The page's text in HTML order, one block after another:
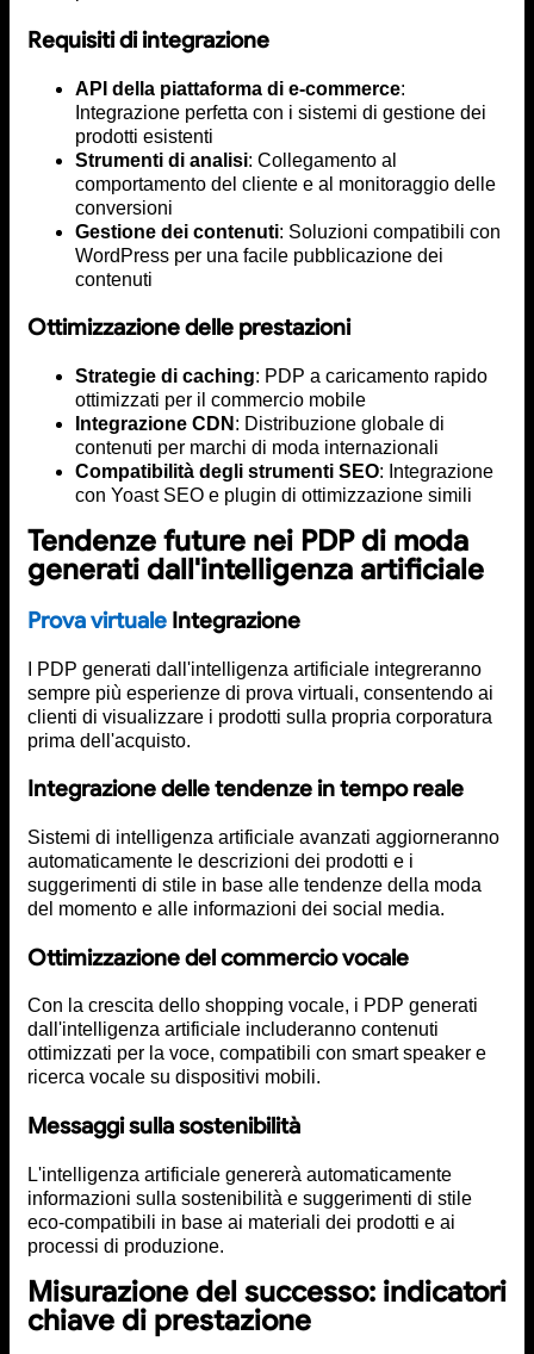
Requisiti di integrazione
API della piattaforma di e-commerce:
Integrazione perfetta con i sistemi di gestione dei
prodotti esistenti
Strumenti di analisi: Collegamento al
comportamento del cliente e al monitoraggio delle
conversioni
Gestione dei contenuti: Soluzioni compatibili con
WordPress per una facile pubblicazione dei
contenuti
Ottimizzazione delle prestazioni
Strategie di caching: PDP a caricamento rapido
ottimizzati per il commercio mobile
Integrazione CDN : Distribuzione globale di
contenuti per marchi di moda internazionali
Compatibilità degli strumenti SEO: Integrazione
con Yoast SEO e plugin di ottimizzazione simili
Tendenze future nei PDP di moda
generati dall'intelligenza artificiale
Prova virtuale Integrazione
I PDP generati dall'intelligenza artificiale integreranno
sempre più esperienze di prova virtuali, consentendo ai
clienti di visualizzare i prodotti sulla propria corporatura
prima dell'acquisto.
Integrazione delle tendenze in tempo reale
Sistemi di intelligenza artificiale avanzati aggiorneranno
automaticamente le descrizioni dei prodotti e i
suggerimenti di stile in base alle tendenze della moda
del momento e alle informazioni dei social media.
Ottimizzazione del commercio vocale
Con la crescita dello shopping vocale, i PDP generati
dall'intelligenza artificiale includeranno contenuti
ottimizzati per la voce, compatibili con smart speaker e
ricerca vocale su dispositivi mobili.
Messaggi sulla sostenibilità
L'intelligenza artificiale genererà automaticamente
informazioni sulla sostenibilità e suggerimenti di stile
eco-compatibili in base ai materiali dei prodotti e ai
processi di produzione.
Misurazione del successo: indicatori
chiave di prestazione